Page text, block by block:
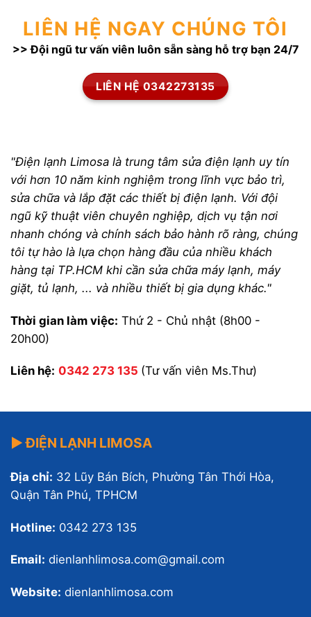
LIÊN HỆ NGAY CHÚNG TÔI
>> Đội ngũ tư vấn viên luôn sẵn sàng hỗ trợ bạn 24/7
LIÊN HỆ 0342273135
"Điện lạnh Limosa là trung tâm sửa điện lạnh uy tín
với hơn 10 năm kinh nghiệm trong lĩnh vực bảo trì,
sửa chữa và lắp đặt các thiết bị điện lạnh. Với đội
ngũ kỹ thuật viên chuyên nghiệp, dịch vụ tận nơi
nhanh chóng và chính sách bảo hành rõ ràng, chúng
tôi tự hào là lựa chọn hàng đầu của nhiều khách
hàng tại TP.HCM khi cần sửa chữa máy lạnh, máy
giặt, tủ lạnh, ... và nhiều thiết bị gia dụng khác."
Thời gian làm việc: Thứ 2 - Chủ nhật (8h00 -
20h00)
Liên hệ: 0342 273 135 (Tư vấn viên Ms.Thư)
▶ ĐIỆN LẠNH LIMOSA
Địa chỉ: 32 Lũy Bán Bích, Phường Tân Thới Hòa,
Quận Tân Phú, TPHCM
Hotline: 0342 273 135
Email: dienlanhlimosa.com@gmail.com
Website: dienlanhlimosa.com